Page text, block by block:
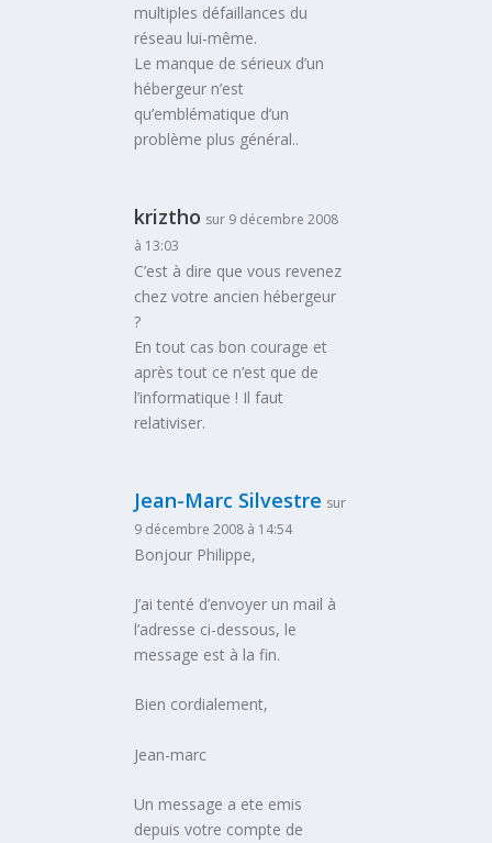
multiples défaillances du
réseau lui-même.
Le manque de sérieux d’un
hébergeur n’est
qu’emblématique d’un
problème plus général..
kriztho sur 9 décembre 2008
à 13:03
C’est à dire que vous revenez
chez votre ancien hébergeur
?
En tout cas bon courage et
après tout ce n’est que de
l’informatique ! Il faut
relativiser.
Jean-Marc Silvestre sur
9 décembre 2008 à 14:54
Bonjour Philippe,
J’ai tenté d’envoyer un mail à
l’adresse ci-dessous, le
message est à la fin.
Bien cordialement,
Jean-marc
Un message a ete emis
depuis votre compte de